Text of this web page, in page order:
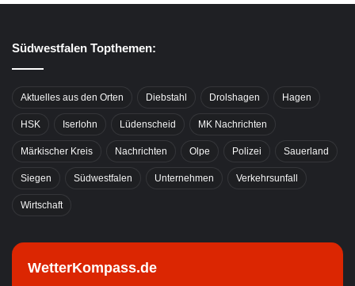
Südwestfalen Topthemen:
Aktuelles aus den Orten Diebstahl Drolshagen Hagen
HSK Iserlohn Lüdenscheid MK Nachrichten
Märkischer Kreis Nachrichten Olpe Polizei Sauerland
Siegen Südwestfalen Unternehmen Verkehrsunfall
Wirtschaft
WetterKompass.de